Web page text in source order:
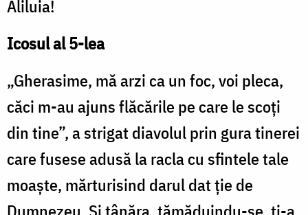
Aliluia!
Icosul al 5-lea
„Gherasime, mă arzi ca un foc, voi pleca,
căci m-au ajuns flăcările pe care le scoţi
din tine”, a strigat diavolul prin gura tinerei
care fusese adusă la racla cu sfintele tale
moaşte, mărturisind darul dat ţie de